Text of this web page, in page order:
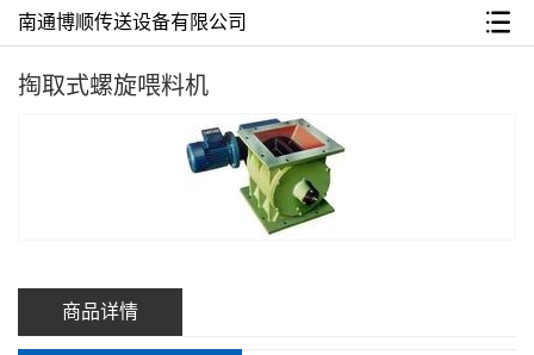
南通博顺传送设备有限公司
掏取式螺旋喂料机
商品详情